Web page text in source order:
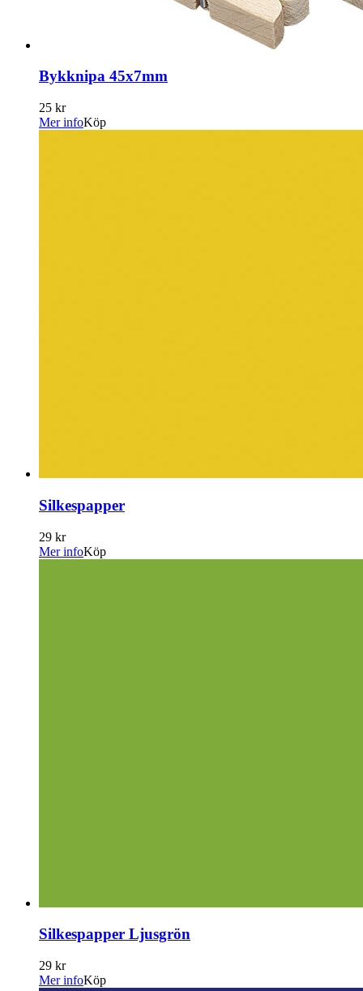
Bykknipa 45x7mm
25 kr
Mer infoKöp
Silkespapper
29 kr
Mer infoKöp
Silkespapper Ljusgrön
29 kr
Mer infoKöp